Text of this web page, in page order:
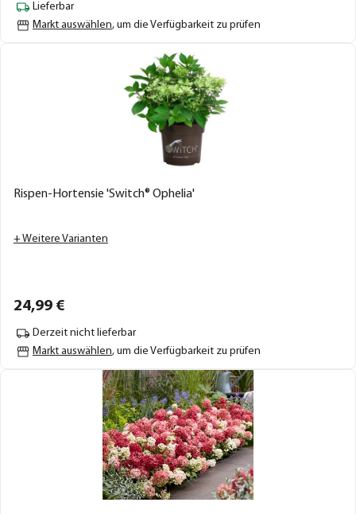
Lieferbar
Markt auswählen, um die Verfügbarkeit zu prüfen
Rispen-Hortensie 'Switch® Ophelia'
+ Weitere Varianten
24,99 €
Derzeit nicht lieferbar
Markt auswählen, um die Verfügbarkeit zu prüfen